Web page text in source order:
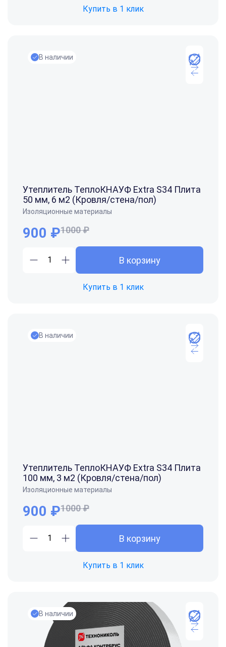
Купить в 1 клик
В наличии
Утеплитель ТеплоКНАУФ Extra S34 Плита
50 мм, 6 м2 (Кровля/стена/пол)
Изоляционные материалы
900 ₽1000 ₽
В корзину
Купить в 1 клик
В наличии
Утеплитель ТеплоКНАУФ Extra S34 Плита
100 мм, 3 м2 (Кровля/стена/пол)
Изоляционные материалы
900 ₽1000 ₽
В корзину
Купить в 1 клик
В наличии